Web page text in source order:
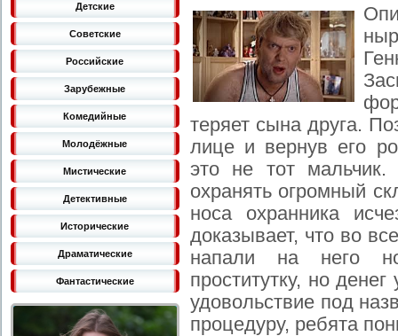
Детские
Советские
Российские
Зарубежные
Комедийные
Молодёжные
Мистические
Детективные
Исторические
Драматические
Фантастические
теряет сына друга.
лице и вернув его
это не тот мальчик.
охранять огромный
носа охранника
доказывает, что во
напали на него
проститутку, но
удовольствие под
процедуру, ребята